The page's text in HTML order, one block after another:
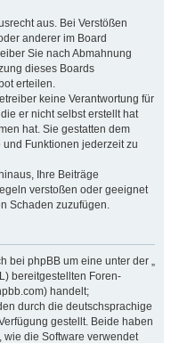
aus. Bei Verstößen
anderer im Board
Sie nach Abmahnung
dieses Boards
erteilen.
keine Verantwortung für
er nicht selbst erstellt hat
hat. Sie gestatten dem
Funktionen jederzeit zu
Ihre Beiträge
verstoßen oder geeignet
Schaden zuzufügen.
bei phpBB um eine unter der „
bereitgestellten Foren-
handelt;
durch die deutschsprachige
gestellt. Beide haben
wie die Software verwendet